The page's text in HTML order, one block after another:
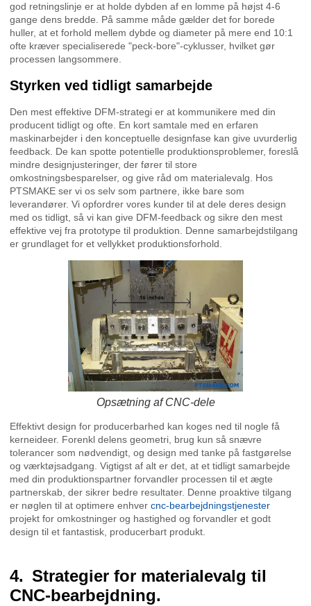
god retningslinje er at holde dybden af en lomme på højst 4-6
gange dens bredde. På samme måde gælder det for borede
huller, at et forhold mellem dybde og diameter på mere end 10:1
ofte kræver specialiserede "peck-bore"-cyklusser, hvilket gør
processen langsommere.
Styrken ved tidligt samarbejde
Den mest effektive DFM-strategi er at kommunikere med din
producent tidligt og ofte. En kort samtale med en erfaren
maskinarbejder i den konceptuelle designfase kan give uvurderlig
feedback. De kan spotte potentielle produktionsproblemer, foreslå
mindre designjusteringer, der fører til store
omkostningsbesparelser, og give råd om materialevalg. Hos
PTSMAKE ser vi os selv som partnere, ikke bare som
leverandører. Vi opfordrer vores kunder til at dele deres design
med os tidligt, så vi kan give DFM-feedback og sikre den mest
effektive vej fra prototype til produktion. Denne samarbejdstilgang
er grundlaget for et vellykket produktionsforhold.
Opsætning af CNC-dele
Effektivt design for producerbarhed kan koges ned til nogle få
kerneideer. Forenkl delens geometri, brug kun så snævre
tolerancer som nødvendigt, og design med tanke på fastgørelse
og værktøjsadgang. Vigtigst af alt er det, at et tidligt samarbejde
med din produktionspartner forvandler processen til et ægte
partnerskab, der sikrer bedre resultater. Denne proaktive tilgang
er nøglen til at optimere enhver cnc-bearbejdningstjenester
projekt for omkostninger og hastighed og forvandler et godt
design til et fantastisk, producerbart produkt.
Strategier for materialevalg til
CNC-bearbejdning.